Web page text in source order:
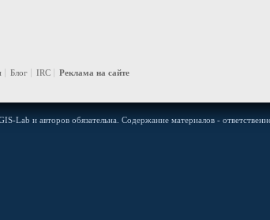
Блог IRC
Реклама на сайте
Lab и авторов обязательна. Содержание материалов -